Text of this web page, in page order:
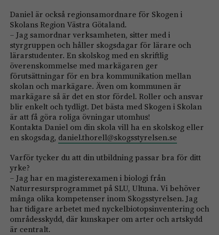
Daniel är också regionsamordnare för Skogen i
Skolans Region Västra Götaland.
– Jag samordnar verksamheten, sitter med i
styrgruppen och håller skogsdagar för lärare och
lärarstudenter. En skolskog med en skriftlig
överenskommelse med markägaren ger
förutsättningar för en bra kommunikation mellan
skolan och markägare. Även om kommunen är
markägare så är det en stor fördel. Roller och ansvar
blir enkelt och tydligt. Det bästa med Skogen i Skolan
är att få göra roliga övningar utomhus!
Kontakta Daniel om din skola vill ha en skolskog eller
en skogsdag, daniel.thorell@skogsstyrelsen.se
Varför tycker du att din utbildning passar bra för ditt
yrke?
– Jag har en magisterexamen i biologi från
Naturresursprogrammet på SLU, Ultuna. Vi behöver
många olika kompetenser inom Skogsstyrelsen. Jag
har tidigare arbetet med nyckelbiotopsinventering och
områdesskydd, där kunskaper om arter och artskydd
är centralt.